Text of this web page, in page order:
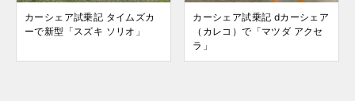
カーシェア試乗記 タイムズカ
ーで新型「スズキ ソリオ」
カーシェア試乗記 dカーシェア
（カレコ）で「マツダ アクセ
ラ」